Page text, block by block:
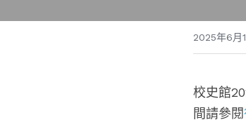
2025年6月
校史館
間請參閱